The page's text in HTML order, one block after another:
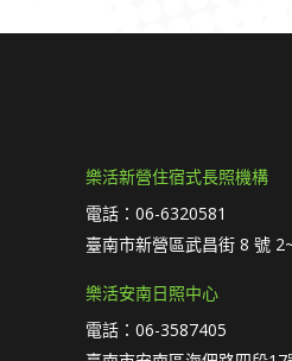
樂活新營住宿式長照機構
電話：06-6320581
臺南市新營區武昌街 8 號
樂活安南日照中心
電話：06-3587405